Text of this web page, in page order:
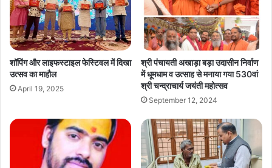
शॉपिंग और लाइफस्टाइल फेस्टिवल में दिखा
उत्सव का माहौल
April 19, 2025
श्री पंचायती अखाड़ा बड़ा उदासीन निर्वाण
में धूमधाम व उत्साह से मनाया गया 530वां
श्री चन्द्राचार्य जयंती महोत्सव
September 12, 2024